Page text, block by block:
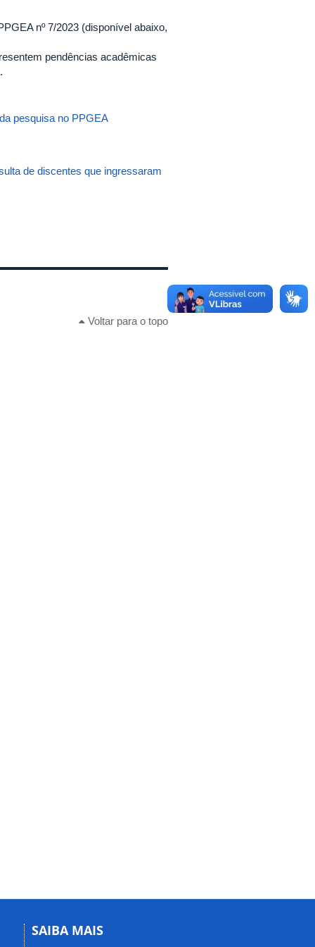
nº 7/2023 (disponível abaixo,
pendências acadêmicas
pesquisa no PPGEA
de discentes que ingressaram
Voltar para o topo
SAIBA MAIS